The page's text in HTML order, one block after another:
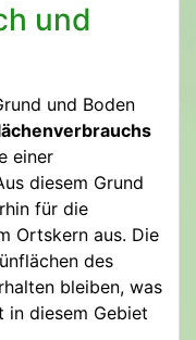
und
und Boden
einer
diesem Grund
für die
Ortskern aus. Die
des
bleiben, was
in diesem Gebiet